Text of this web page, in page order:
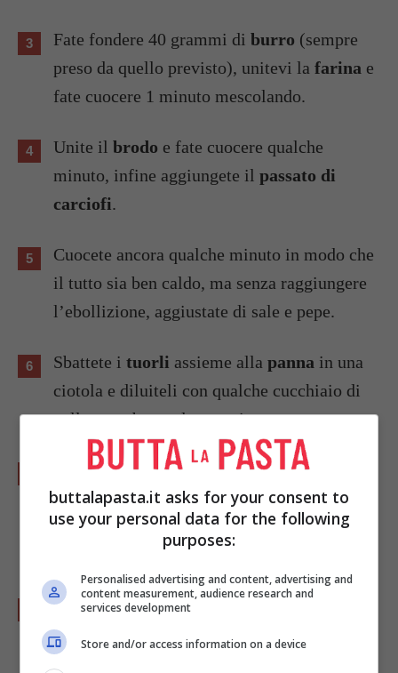
Fate fondere 40 grammi di burro (sempre
preso da quello previsto), unitevi la farina e
fate cuocere 1 minuto mescolando.
Unite il brodo e fate cuocere qualche
minuto, infine aggiungete il passato di
carciofi.
Cuocete ancora qualche minuto in modo che
il tutto sia ben caldo, ma senza raggiungere
l’ebollizione, aggiustate di sale e pepe.
Sbattete i tuorli assieme alla panna in una
ciotola e diluiteli con qualche cucchiaio di
vellutata, sbattendo energicamente.
Incorporate il tutto nella vellutatafuori dal
fuoco, mescolando sempre, e mettetela
ancora a cuocere, mescolando di continuo, di
nuovo senza far prendere il bollore.
Terminate unendo il resto del
pezzettini, di nuovo fuori dal fuoco e sempre
buttalapasta.it asks for your consent to
use your personal data for the following
purposes:
Personalised advertising and content, advertising and
content measurement, audience research and
services development
Store and/or access information on a device